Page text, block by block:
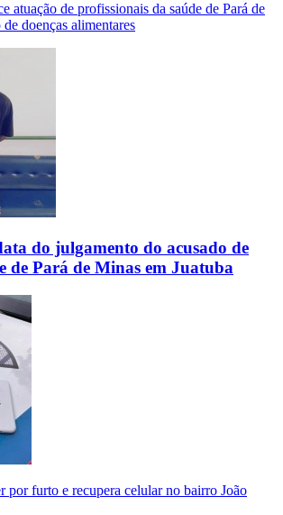
atuação de profissionais da saúde de Pará de
doenças alimentares
do julgamento do acusado de
de Pará de Minas em Juatuba
por furto e recupera celular no bairro João